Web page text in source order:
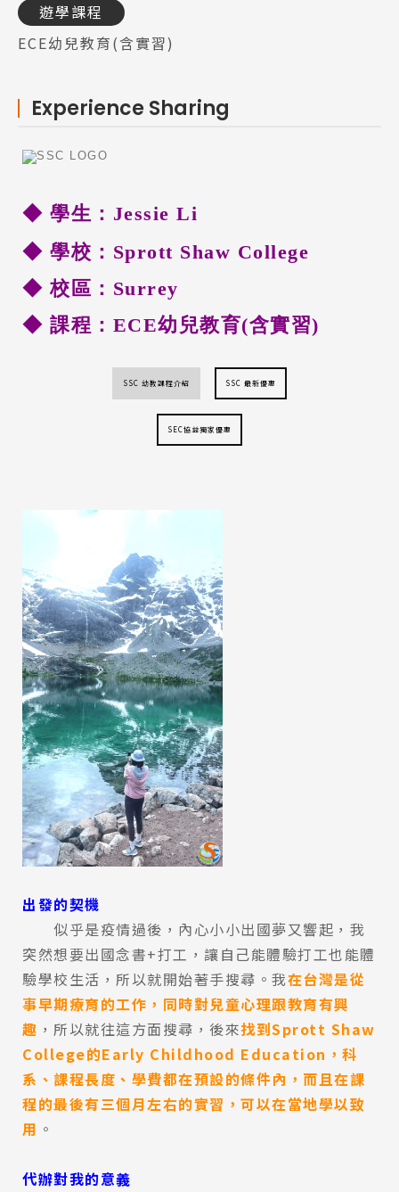
遊學課程
ECE幼兒教育(含實習)
Experience Sharing
◆ 學生：Jessie Li
◆ 學校：Sprott Shaw College
◆校區：Surrey
◆ 課程：ECE幼兒教育(含實習)
SSC 幼教課程介紹 SSC 最新優惠
SEC協益獨家優惠
出發的契機
似乎是疫情過後，內心小小出國夢又響起，我
突然想要出國念書+打工，讓自己能體驗打工也能體
驗學校生活，所以就開始著手搜尋。我在台灣是從
事早期療育的工作，同時對兒童心理跟教育有興
趣 ，所以就往這方面搜尋，後來找到Sprott Shaw
College的Early Childhood Education，科
系、課程長度、學費都在預設的條件內，而且在課
程的最後有三個月左右的實習，可以在當地學以致
用 。
代辦對我的意義